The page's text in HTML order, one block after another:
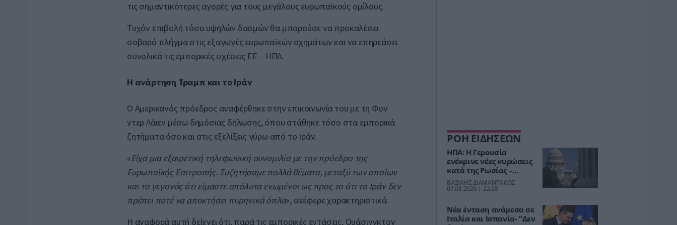
τις σημαντικότερες αγορές για τους μεγάλους ευρωπαϊκούς ομίλους.
Τυχόν επιβολή τόσο υψηλών δασμών θα μπορούσε να προκαλέσει
σοβαρό πλήγμα στις εξαγωγές ευρωπαϊκών οχημάτων και να επηρεάσει
συνολικά τις εμπορικές σχέσεις ΕΕ – ΗΠΑ.
Η ανάρτηση Τραμπ και το Ιράν
Ο Αμερικανός πρόεδρος αναφέρθηκε στην επικοινωνία του με τη Φον
ντερ Λάιεν μέσω δημόσιας δήλωσης, όπου στάθηκε τόσο στα εμπορικά
ζητήματα όσο και στις εξελίξεις γύρω από το Ιράν.
«Είχα μια εξαιρετική τηλεφωνική συνομιλία με την πρόεδρο της
Ευρωπαϊκής Επιτροπής. Συζητήσαμε πολλά θέματα, μεταξύ των οποίων
και το γεγονός ότι είμαστε απόλυτα ενωμένοι ως προς το ότι το Ιράν δεν
πρέπει ποτέ να αποκτήσει πυρηνικά όπλα», ανέφερε χαρακτηριστικά.
Η αναφορά αυτή δείχνει ότι, παρά τις εμπορικές εντάσεις, Ουάσινγκτον
ΡΟΗ ΕΙΔΗΣΕΩΝ
ΗΠΑ: Η Γερουσία
ενέκρινε νέες κυρώσεις
κατά της Ρωσίας –
Δασμοί έως 500%, στο
στόχαστρο Κίνα και
ΒΑΣΙΛΗΣ ΔΙΑΜΑΝΤΑΚΟΣ
07.08.2026 | 22:28
Νέα ένταση ανάμεσα σε
Ιταλία και Ισπανία- “Δεν